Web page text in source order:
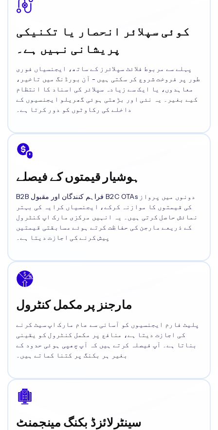
کوئی سپلائر انحصار یا تکنیکی
پریشانی نہیں ہے۔
پہلے سے مربوط فلائٹ سپلائرز کے ساتھ، ایجنسیاں فوری
طور پر فروخت شروع کر سکتی ہیں - آن بورڈنگ میں تاخیر،
معاہدوں، یا ایک سے زیادہ سپلائر کی اسناد کا انتظام
کیے بغیر۔ یہ نئی اور بڑھتی ہوئی گھریلو ایجنسیوں کے
داخلے کی رکاوٹوں کو دور کرتا ہے۔
ہوشیار قیمتوں کے فیصلے
B2B فراہم کنندگان اور مقبول B2C OTAs دونوں میں پرواز
کی قیمتوں کا موازنہ کرکے، ایجنسیاں کرایہ کی بہتر
نمائش حاصل کرتی ہیں۔ یہ انہیں مرکزی مارک اپ کنٹرول
کے ذریعے مارجن کی حفاظت کرتے ہوئے مسابقتی قیمتیں
پیش کرنے کی اجازت دیتا ہے۔
مارجنز پر مکمل کنٹرول
پلیٹ فارم ایجنسیوں کو آسانی سے عام مارک اپ سیٹ کرنے
کی اجازت دیتا ہے، منافع پر مکمل کنٹرول کو یقینی
بناتا ہے۔ آپ فیصلہ کرتے ہیں کہ آپ چھپی ہوئی حدود کے
بغیر ہر بکنگ پر کتنا کماتے ہیں۔
سینٹرلائزڈ بکنگ مینجمنٹ